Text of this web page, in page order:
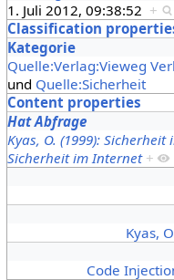
1. Juli 2012, 09:38:52 +
Classification
Kategorie
Quelle:Verlag:Vieweg
und Quelle:Sicherheit
Content properties
Hat Abfrage
Kyas, O. (1999):
Sicherheit im Internet +
Kyas,
Code